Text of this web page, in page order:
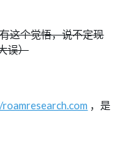
这个觉悟，说不定现
误）
，是